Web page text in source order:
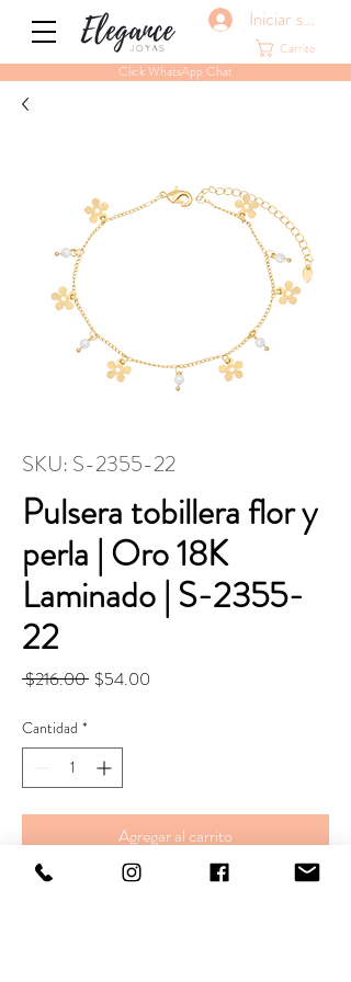
Carrito
Click WhatsApp Chat
Iniciar sesión
SKU: S-2355-22
Pulsera tobillera flor y
perla | Oro 18K
Laminado | S-2355-
22
$216.00 Precio
$54.00
Cantidad *
Agregar al carrito